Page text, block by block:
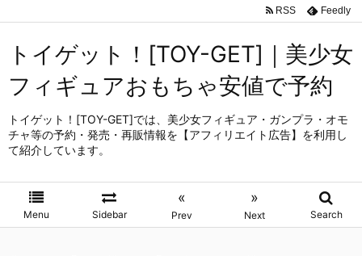
トイゲット！[TOY-GET]｜美少女
フィギュアおもちゃ安値で予約
トイゲット！[TOY-GET]では、美少女フィギュア・ガンプラ・オモ
チャ等の予約・発売・再販情報を【アフィリエイト広告】を利用し
て紹介しています。
Menu Sidebar
«
Prev
»
Next Search
RSS Feedly